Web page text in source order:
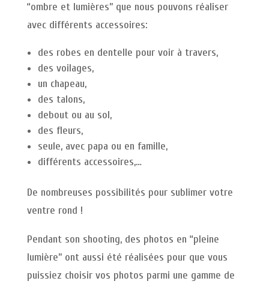
“ombre et lumières” que nous pouvons réaliser
avec différents accessoires:
des robes en dentelle pour voir à travers,
des voilages,
un chapeau,
des talons,
debout ou au sol,
des fleurs,
seule, avec papa ou en famille,
différents accessoires,…
De nombreuses possibilités pour sublimer votre
ventre rond !
Pendant son shooting, des photos en “pleine
lumière” ont aussi été réalisées pour que vous
puissiez choisir vos photos parmi une gamme de